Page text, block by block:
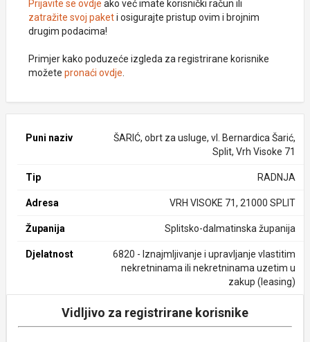
Prijavite se ovdje ako već imate korisnički račun ili
zatražite svoj paketi osigurajte pristup ovim i brojnim
drugim podacima!
Primjer kako poduzeće izgleda za registrirane korisnike
možete pronaći ovdje
Puni naziv
ŠARIĆ, obrt za usluge, vl. Bernardica Šarić,
Split, Vrh Visoke 71
Tip RADNJA
Adresa VRH VISOKE 71, 21000 SPLIT
Županija Splitsko-dalmatinska županija
Djelatnost
6820 - Iznajmljivanje i upravljanje vlastitim
nekretninama ili nekretninama uzetim u
zakup (leasing)
Vidljivo za registrirane korisnike